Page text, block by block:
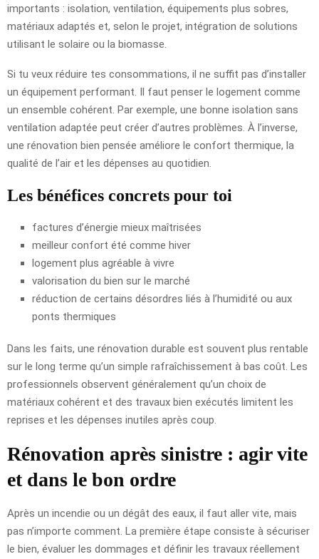
importants : isolation, ventilation, équipements plus sobres,
matériaux adaptés et, selon le projet, intégration de solutions
utilisant le solaire ou la biomasse.
Si tu veux réduire tes consommations, il ne suffit pas d’installer
un équipement performant. Il faut penser le logement comme
un ensemble cohérent. Par exemple, une bonne isolation sans
ventilation adaptée peut créer d’autres problèmes. À l’inverse,
une rénovation bien pensée améliore le confort thermique, la
qualité de l’air et les dépenses au quotidien.
Les bénéfices concrets pour toi
factures d’énergie mieux maîtrisées
meilleur confort été comme hiver
logement plus agréable à vivre
valorisation du bien sur le marché
réduction de certains désordres liés à l’humidité ou aux
ponts thermiques
Dans les faits, une rénovation durable est souvent plus rentable
sur le long terme qu’un simple rafraîchissement à bas coût. Les
professionnels observent généralement qu’un choix de
matériaux cohérent et des travaux bien exécutés limitent les
reprises et les dépenses inutiles après coup.
Rénovation après sinistre : agir vite
et dans le bon ordre
Après un incendie ou un dégât des eaux, il faut aller vite, mais
pas n’importe comment. La première étape consiste à sécuriser
le bien, évaluer les dommages et définir les travaux réellement